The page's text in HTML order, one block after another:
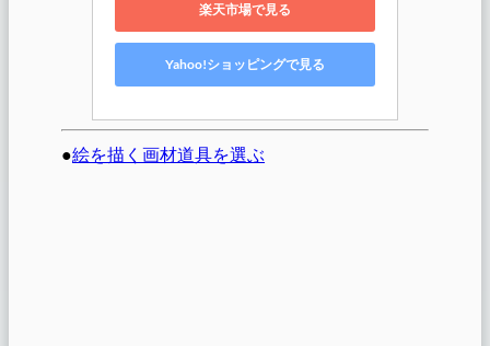
楽天市場で見る
Yahoo!ショッピングで見る
●絵を描く画材道具を選ぶ